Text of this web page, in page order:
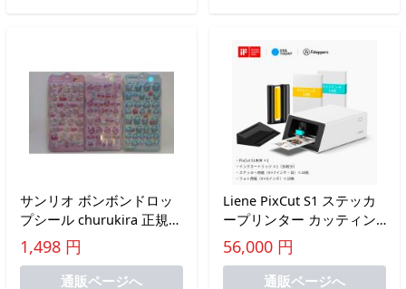
サンリオ ボンボンドロッ
プシール churukira 正規
品 ハローキティ ピン
ク・マイメロディ・ハンギ
ョドン サンスター文具
1,498 円
通販ページへ
Liene PixCut S1 ステッカ
ープリンター カッティン
グマシン 昇華型 フォトプ
リンター 300DPI AI自動カ
ット スマホ対応 ラベル シ
56,000 円
通販ページへ